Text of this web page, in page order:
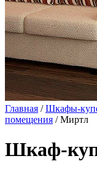
Главная /Шкафы-
помещения / Миртл
Шкаф-